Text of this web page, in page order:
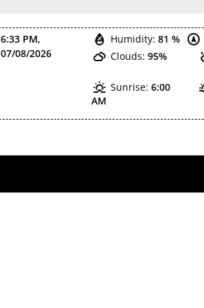
6:33 PM,
07/08/2026
Humidity: 81 %
Clouds: 95%
Sunrise: 6:00
AM